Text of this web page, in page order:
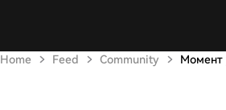
Home Feed Community Момент